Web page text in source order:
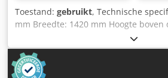
Toestand: gebruikt, Technische
mm Breedte: 1420 mm Hoogte boven
Draagvermogen: 10 ton Wieldiameter
Spoorbreedte: 1000 mm
Elektrische besturing: Ja, met
ton Afmetingen (l x b x h): 4,0 x 1,42 x